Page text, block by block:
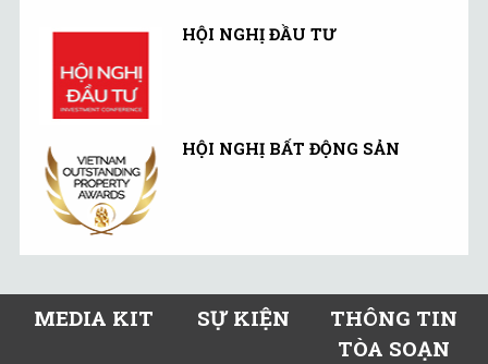
HỘI NGHỊ ĐẦU TƯ
HỘI NGHỊ BẤT ĐỘNG SẢN
MEDIA KIT SỰ KIỆN
THÔNG TIN
TÒA SOẠN